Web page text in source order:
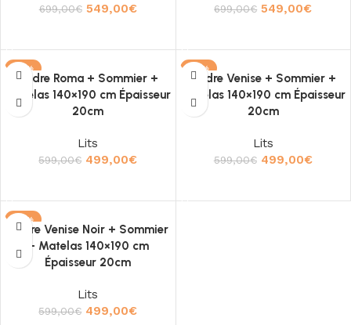
699,00€ 549,00€ 699,00€ 549,00€
-17%
Cadre Roma + Sommier +
Matelas 140×190 cm Épaisseur
20cm
Lits
599,00€ 499,00€
-17%
Cadre Venise + Sommier +
Matelas 140×190 cm Épaisseur
20cm
Lits
599,00€ 499,00€
-17%
Cadre Venise Noir + Sommier
+ Matelas 140×190 cm
Épaisseur 20cm
Lits
599,00€ 499,00€